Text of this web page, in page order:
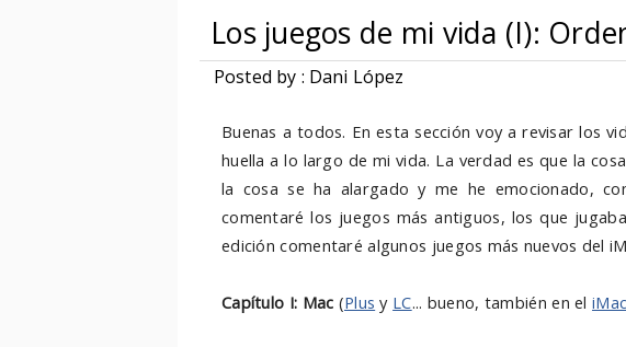
Los juegos de mi vida (I):
Posted by : Dani López
Buenas a todos. En esta sección voy a revisar los
huella a lo largo de mi vida. La verdad es que la
la cosa se ha alargado y me he emocionado,
comentaré los juegos más antiguos, los que
edición comentaré algunos juegos más nuevos del
Capítulo I: Mac (Plus y LC... bueno, también en eliMac